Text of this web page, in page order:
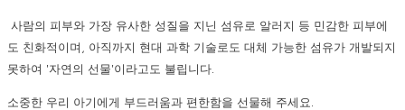
사람의 피부와 가장 유사한 성질을 지닌 섬유로 알러지 등 민감한 피부에
도 친화적이며, 아직까지 현대 과학 기술로도 대체 가능한 섬유가 개발되지
못하여 '자연의 선물'이라고도 불립니다.
소중한 우리 아기에게 부드러움과 편한함을 선물해 주세요.